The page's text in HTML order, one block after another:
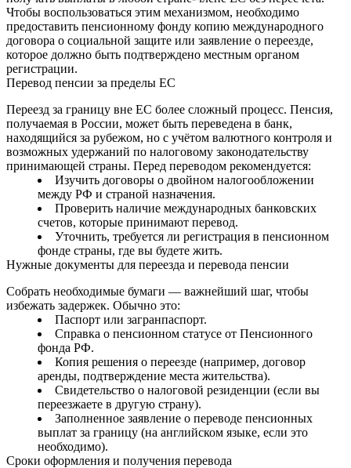
Чтобы воспользоваться этим механизмом, необходимо
предоставить пенсионному фонду копию международного
договора о социальной защите или заявление о переезде,
которое должно быть подтверждено местным органом
регистрации.
Перевод пенсии за пределы ЕС
Переезд за границу вне ЕС более сложный процесс. Пенсия,
получаемая в России, может быть переведена в банк,
находящийся за рубежом, но с учётом валютного контроля и
возможных удержаний по налоговому законодательству
принимающей страны. Перед переводом рекомендуется:
Изучить договоры о двойном налогообложении
между РФ и страной назначения.
Проверить наличие международных банковских
счетов, которые принимают перевод.
Уточнить, требуется ли регистрация в пенсионном
фонде страны, где вы будете жить.
Нужные документы для переезда и перевода пенсии
Собрать необходимые бумаги — важнейший шаг, чтобы
избежать задержек. Обычно это:
Паспорт или загранпаспорт.
Справка о пенсионном статусе от Пенсионного
фонда РФ.
Копия решения о переезде (например, договор
аренды, подтверждение места жительства).
Свидетельство о налоговой резиденции (если вы
переезжаете в другую страну).
Заполненное заявление о переводе пенсионных
выплат за границу (на английском языке, если это
необходимо).
Сроки оформления и получения перевода